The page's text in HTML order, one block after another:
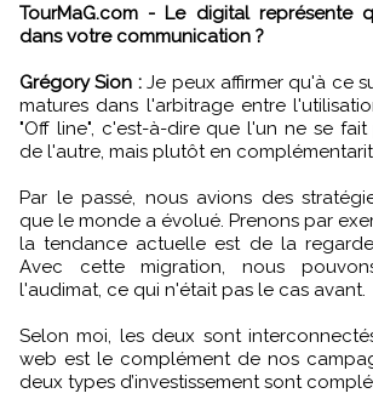
TourMaG.com - Le digital représente quelle proportion,
dans votre communication ?
Grégory Sion :Je peux affirmer qu'à ce
matures dans l'arbitrage entre
"Off line", c'est-à-dire que l'un ne se
de l'autre, mais plutôt en
Par le passé, nous avions des
que le monde a évolué. Prenons par
la tendance actuelle est de la
Avec cette migration, nous
l'audimat, ce qui n'était pas le cas avant.
Selon moi, les deux sont
web est le complément de nos
deux types d’investissement sont